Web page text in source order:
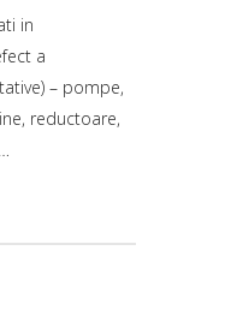
in
a
– pompe,
reductoare,